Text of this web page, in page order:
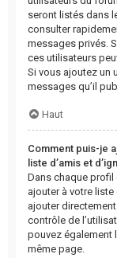
seront listés dans
consulter
messages privés.
ces utilisateurs
Si vous ajoutez un
messages qu’il
Haut
Comment puis-je
liste d’amis et
Dans chaque profil
ajouter à votre liste
ajouter
contrôle de
pouvez également
même page.